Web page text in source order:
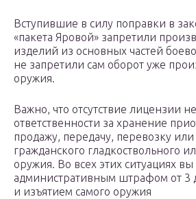
Вступившие в силу поправки в
«пакета Яровой» запретили
изделий из основных частей
не запретили сам оборот уже
оружия.
Важно, что отсутствие лицензии
ответственности за хранение
продажу, передачу, перевозку
гражданского гладкоствольного
оружия. Во всех этих ситуациях вы
административным штрафом от 3
и изъятием самого оружия